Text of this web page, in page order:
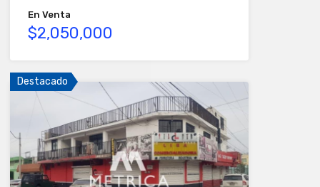
En Venta
$2,050,000
Destacado